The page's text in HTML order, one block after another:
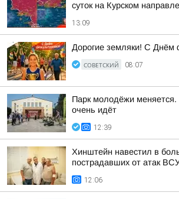
суток на Курском
13:09
Дорогие земляки! С Днём
СОВЕТСКИЙ 08:07
Парк молодёжи меняется.
очень идёт
12:39
Хинштейн навестил в
пострадавших от атак
12:06